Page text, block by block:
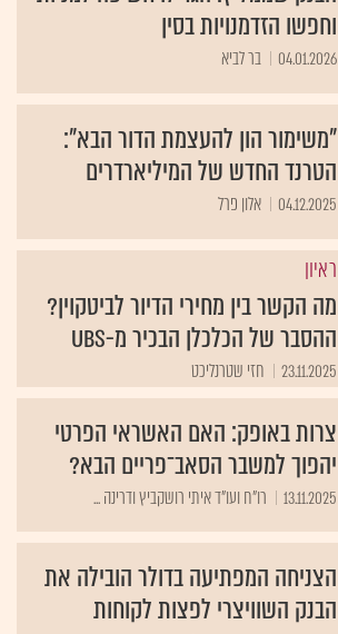
וחפשו הזדמנויות בסין
04.01.2026 בר לביא
"משימור הון להעצמת הדור הבא":
הטרנד החדש של המיליארדרים
04.12.2025 אלון פרל
ראיון
מה הקשר בין מחירי הדיור לביטקוין?
ההסבר של הכלכלן הבכיר מ-UBS
23.11.2025 חזי שטרנליכט
צרות באופק: האם האשראי הפרטי
יהפוך למשבר הסאב־פריים הבא?
13.11.2025 רו"ח ועו"ד איתי רושקביץ ודרינה ...
הצניחה המפתיעה בדולר הובילה את
הבנק השוויצרי לפצות לקוחות